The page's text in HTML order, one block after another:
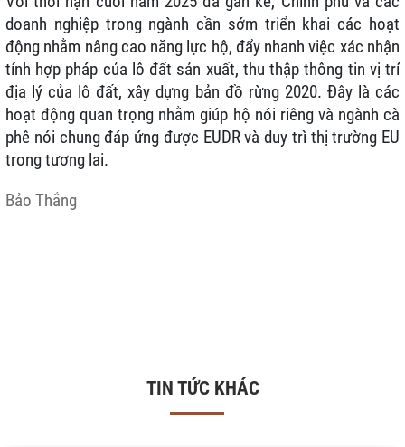
doanh nghiệp trong ngành cần sớm triển khai các hoạt
động nhằm nâng cao năng lực hộ, đẩy nhanh việc xác nhận
tính hợp pháp của lô đất sản xuất, thu thập thông tin vị trí
địa lý của lô đất, xây dựng bản đồ rừng 2020. Đây là các
hoạt động quan trọng nhằm giúp hộ nói riêng và ngành cà
phê nói chung đáp ứng được EUDR và duy trì thị trường EU
trong tương lai.
Bảo Thắng
TIN TỨC KHÁC